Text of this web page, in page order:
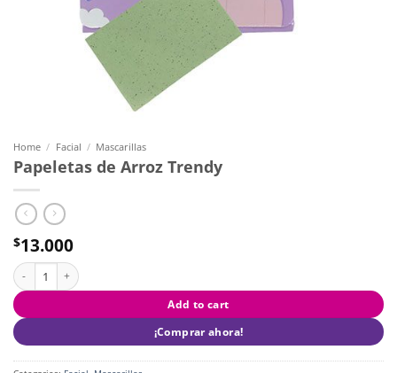
Home / Facial / Mascarillas
Papeletas de Arroz Trendy
$13.000
Papeletas de Arroz Trendy quantity
Add to cart
¡Comprar ahora!